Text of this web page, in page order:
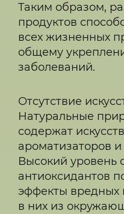
Таким образом,
продуктов
всех жизненных
общему
заболеваний.
Отсутствие
Натуральные
содержат
ароматизаторов
Высокий уровень
антиоксидантов
эффекты
в них из